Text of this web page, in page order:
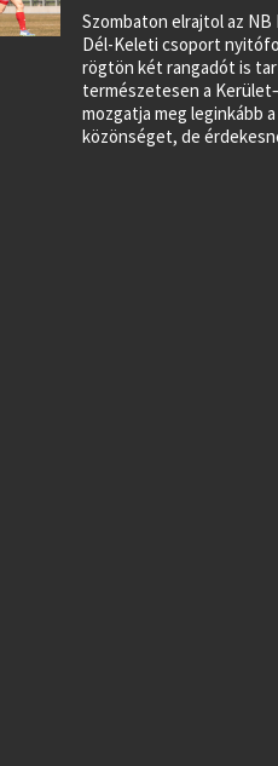
Szombaton elrajtol az NB
Dél-Keleti csoport
rögtön két rangadót is
természetesen a
mozgatja meg leginkább
közönséget, de